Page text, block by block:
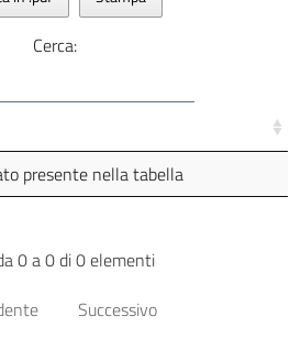
Cerca:
presente nella tabella
0 a 0 di 0 elementi
Successivo